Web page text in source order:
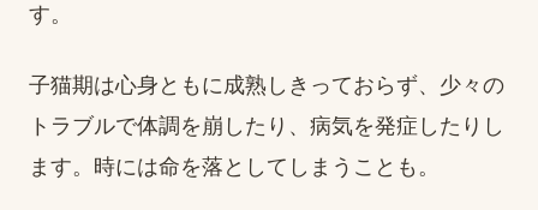
す。
子猫期は心身ともに成熟しきっておらず、少々の
トラブルで体調を崩したり、病気を発症したりし
ます。時には命を落としてしまうことも。